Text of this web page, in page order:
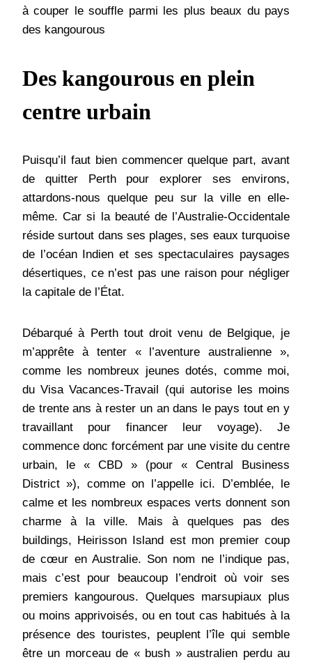
à couper le souffle parmi les plus beaux du pays
des kangourous
Des kangourous en plein
centre urbain
Puisqu’il faut bien commencer quelque part, avant
de quitter Perth pour explorer ses environs,
attardons-nous quelque peu sur la ville en elle-
même. Car si la beauté de l’Australie-Occidentale
réside surtout dans ses plages, ses eaux turquoise
de l’océan Indien et ses spectaculaires paysages
désertiques, ce n’est pas une raison pour négliger
la capitale de l’État.
Débarqué à Perth tout droit venu de Belgique, je
m’apprête à tenter « l’aventure australienne »,
comme les nombreux jeunes dotés, comme moi,
du Visa Vacances-Travail (qui autorise les moins
de trente ans à rester un an dans le pays tout en y
travaillant pour financer leur voyage). Je
commence donc forcément par une visite du centre
urbain, le « CBD » (pour « Central Business
District »), comme on l’appelle ici. D’emblée, le
calme et les nombreux espaces verts donnent son
charme à la ville. Mais à quelques pas des
buildings, Heirisson Island est mon premier coup
de cœur en Australie. Son nom ne l’indique pas,
mais c’est pour beaucoup l’endroit où voir ses
premiers kangourous. Quelques marsupiaux plus
ou moins apprivoisés, ou en tout cas habitués à la
présence des touristes, peuplent l’île qui semble
être un morceau de « bush » australien perdu au